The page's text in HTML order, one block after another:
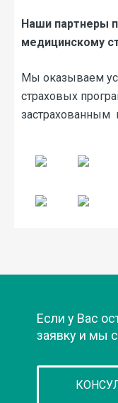
Банковские
Порядок
медицинских услуг
Контакты
Наши партнеры
Фото работ
Наши партнеры
медицинскому
Мы оказываем
страховых
застрахованным
Если у Вас
заявку и мы